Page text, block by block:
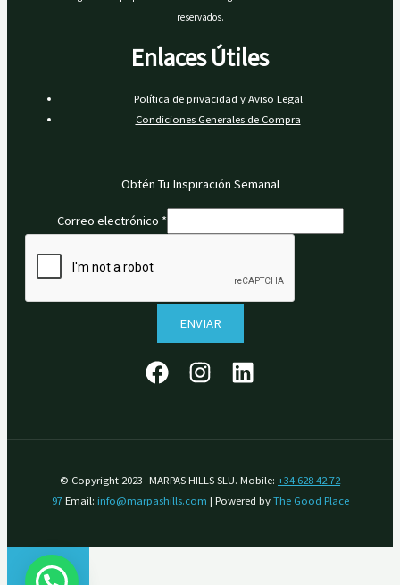
reservados.
Enlaces Útiles
Política de privacidad y Aviso Legal
Condiciones Generales de Compra
Obtén Tu Inspiración Semanal
Correo electrónico *
ENVIAR
© Copyright 2023 -MARPAS HILLS SLU. Mobile: +34 628 42 72
97Email: info@marpashills.com | Powered byThe Good Place